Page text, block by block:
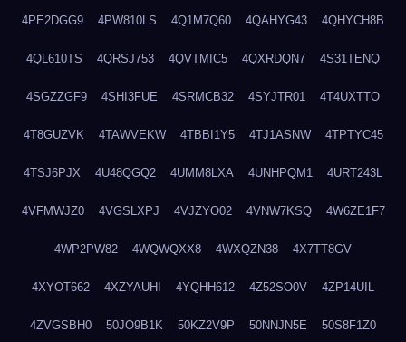
4PE2DGG9 4PW810LS 4Q1M7Q60 4QAHYG43 4QHYCH8B
4QL610TS 4QRSJ753 4QVTMIC5 4QXRDQN7 4S31TENQ
4SGZZGF9 4SHI3FUE 4SRMCB32 4SYJTR01 4T4UXTTO
4T8GUZVK 4TAWVEKW 4TBBI1Y5 4TJ1ASNW 4TPTYC45
4TSJ6PJX 4U48QGQ2 4UMM8LXA 4UNHPQM1 4URT243L
4VFMWJZ0 4VGSLXPJ 4VJZYO02 4VNW7KSQ 4W6ZE1F7
4WP2PW82 4WQWQXX8 4WXQZN38 4X7TT8GV
4XYOT662 4XZYAUHI 4YQHH612 4Z52SO0V 4ZP14UIL
4ZVGSBH0 50JO9B1K 50KZ2V9P 50NNJN5E 50S8F1Z0